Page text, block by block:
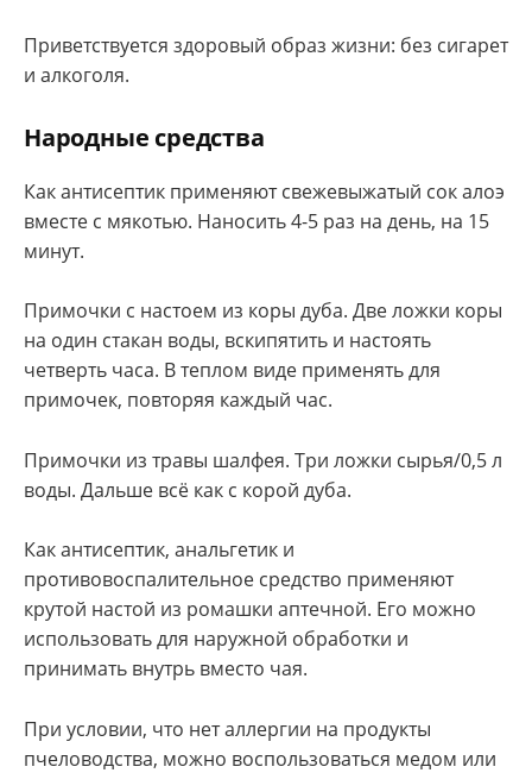
Приветствуется здоровый образ жизни: без сигарет
и алкоголя.
Народные средства
Как антисептик применяют свежевыжатый сок алоэ
вместе с мякотью. Наносить 4-5 раз на день, на 15
минут.
Примочки с настоем из коры дуба. Две ложки коры
на один стакан воды, вскипятить и настоять
четверть часа. В теплом виде применять для
примочек, повторяя каждый час.
Примочки из травы шалфея. Три ложки сырья/0,5 л
воды. Дальше всё как с корой дуба.
Как антисептик, анальгетик и
противовоспалительное средство применяют
крутой настой из ромашки аптечной. Его можно
использовать для наружной обработки и
принимать внутрь вместо чая.
При условии, что нет аллергии на продукты
пчеловодства, можно воспользоваться медом или